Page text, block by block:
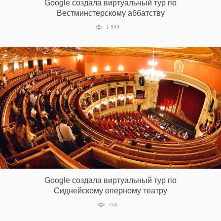
Google создала виртуальный тур по
Вестминстерскому аббатству
1 544
Google создала виртуальный тур по
Сиднейскому оперному театру
764